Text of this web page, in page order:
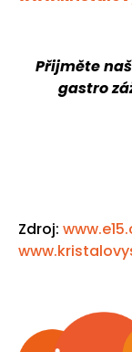
Přijměte
gastro
Zdroj: